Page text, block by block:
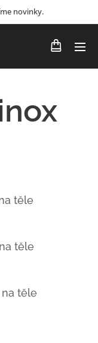
novinky.
těle
těle
těle